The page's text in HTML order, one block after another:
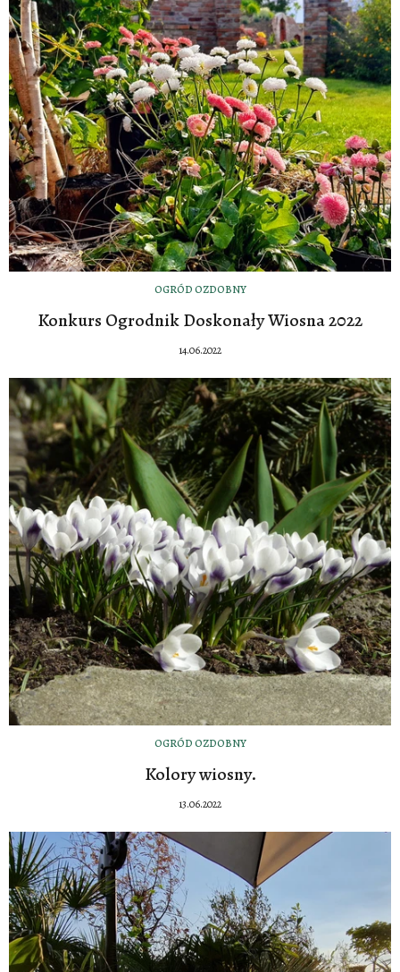
OGRÓD OZDOBNY
Konkurs Ogrodnik Doskonały Wiosna 2022
14.06.2022
OGRÓD OZDOBNY
Kolory wiosny.
13.06.2022